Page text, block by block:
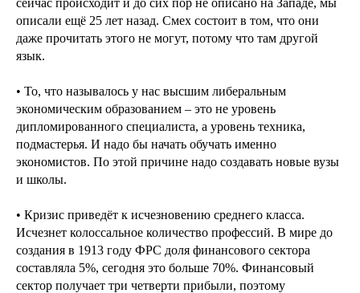
описали ещё 25 лет назад. Смех состоит в том, что они
даже прочитать этого не могут, потому что там другой
язык.
• То, что называлось у нас высшим либеральным
экономическим образованием – это не уровень
дипломированного специалиста, а уровень техника,
подмастерья. И надо бы начать обучать именно
экономистов. По этой причине надо создавать новые вузы
и школы.
• Кризис приведёт к исчезновению среднего класса.
Исчезнет колоссальное количество профессий. В мире до
создания в 1913 году ФРС доля финансового сектора
составляла 5%, сегодня это больше 70%. Финансовый
сектор получает три четверти прибыли, поэтому